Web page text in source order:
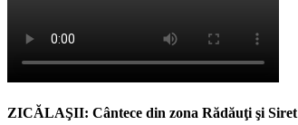
ZICĂLAŞII: Cântece din zona Rădăuţi şi Siret